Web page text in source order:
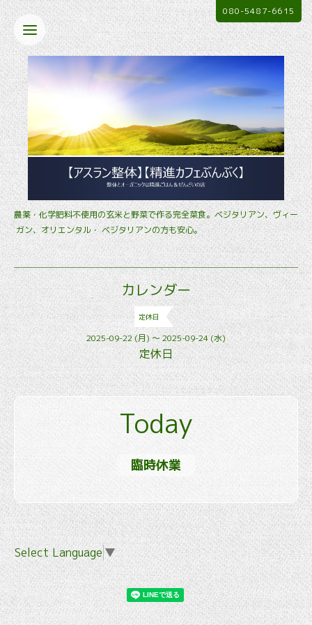
農薬・化学肥料不使用の玄米と野菜で作る完全菜食。ベジタリアン、ヴィー
ガン、オリエンタル・ ベジタリアンの方も安心。
080-5487-6615
カレンダー
定休日
2025-09-22 (月) ～ 2025-09-24 (水)
定休日
Today
臨時休業
Select Language ▼